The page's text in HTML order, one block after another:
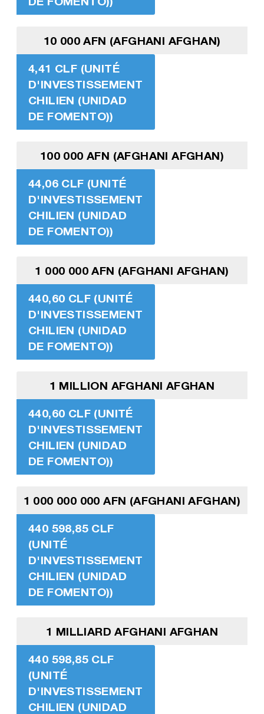
10 000 AFN (AFGHANI AFGHAN)
4,41 CLF (UNITÉ
D'INVESTISSEMENT
CHILIEN (UNIDAD
DE FOMENTO))
100 000 AFN (AFGHANI AFGHAN)
44,06 CLF (UNITÉ
D'INVESTISSEMENT
CHILIEN (UNIDAD
DE FOMENTO))
1 000 000 AFN (AFGHANI AFGHAN)
440,60 CLF (UNITÉ
D'INVESTISSEMENT
CHILIEN (UNIDAD
DE FOMENTO))
1 MILLION AFGHANI AFGHAN
440,60 CLF (UNITÉ
D'INVESTISSEMENT
CHILIEN (UNIDAD
DE FOMENTO))
1 000 000 000 AFN (AFGHANI AFGHAN)
440 598,85 CLF
(UNITÉ
D'INVESTISSEMENT
CHILIEN (UNIDAD
DE FOMENTO))
1 MILLIARD AFGHANI AFGHAN
440 598,85 CLF
(UNITÉ
D'INVESTISSEMENT
CHILIEN (UNIDAD